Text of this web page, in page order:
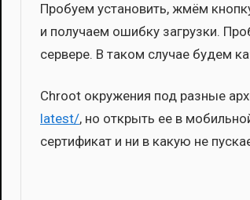
Про­бу­ем уста­но­вить, жмём
и полу­ча­ем ошиб­ку загруз­ки.
сер­ве­ре. В таком слу­чае будем
Chroot окру­же­ния под раз­ные
latest/, но открыть ее в
сер­ти­фи­кат и ни в какую не